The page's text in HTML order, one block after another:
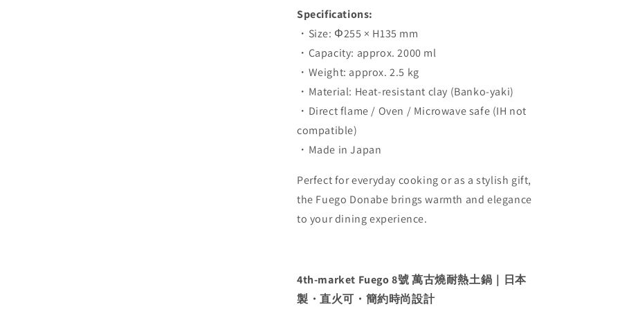
Specifications:
・Size: Φ255 × H135 mm
・Capacity: approx. 2000 ml
・Weight: approx. 2.5 kg
・Material: Heat-resistant clay (Banko-yaki)
・Direct flame / Oven / Microwave safe (IH not
compatible)
・Made in Japan
Perfect for everyday cooking or as a stylish gift,
the Fuego Donabe brings warmth and elegance
to your dining experience.
4th-market Fuego 8號 萬古燒耐熱土鍋｜日本
製・直火可・簡約時尚設計